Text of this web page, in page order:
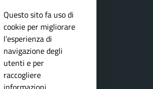
Questo sito fa uso di
cookie per migliorare
l’esperienza di
navigazione degli
utenti e per
raccogliere